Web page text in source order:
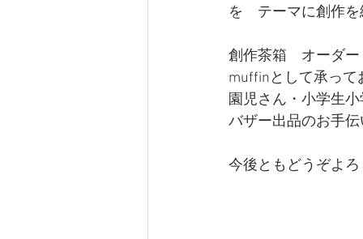
を　テーマに創作
創作茶箱　オーダ
muffinとして承っ
園児さん・小学生
バザー出品のお手
今後ともどうぞよ